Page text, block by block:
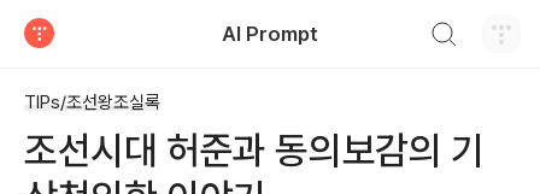
AI Prompt
TIPs/조선왕조실록
조선시대 허준과 동의보감의 기